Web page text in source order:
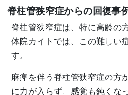
脊柱管狭窄症からの回復事
脊柱管狭窄症は、特に高齢の
体院カイトでは、この難しい
す。
麻痺を伴う脊柱管狭窄症の方
に力が入らず、感覚も鈍くな